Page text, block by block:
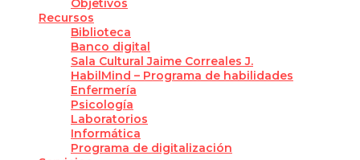
Objetivos
Recursos
Biblioteca
Banco digital
Sala Cultural Jaime Correales J.
HabilMind – Programa de habilidades
Enfermería
Psicología
Laboratorios
Informática
Programa de digitalización